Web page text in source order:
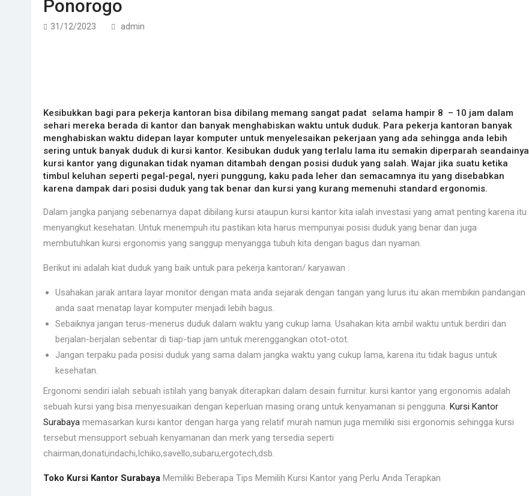
Ponorogo
31/12/2023 admin
Kesibukkan bagi para pekerja kantoran bisa dibilang memang sangat padat selama hampir 8 – 10 jam dalam
sehari mereka berada di kantor dan banyak menghabiskan waktu untuk duduk. Para pekerja kantoran banyak
menghabiskan waktu didepan layar komputer untuk menyelesaikan pekerjaan yang ada sehingga anda lebih
sering untuk banyak duduk di kursi kantor. Kesibukan duduk yang terlalu lama itu semakin diperparah seandainya
kursi kantor yang digunakan tidak nyaman ditambah dengan posisi duduk yang salah. Wajar jika suatu ketika
timbul keluhan seperti pegal-pegal, nyeri punggung, kaku pada leher dan semacamnya itu yang disebabkan
karena dampak dari posisi duduk yang tak benar dan kursi yang kurang memenuhi standard ergonomis.
Dalam jangka panjang sebenarnya dapat dibilang kursi ataupun kursi kantor kita ialah investasi yang amat penting karena itu
menyangkut kesehatan. Untuk menempuh itu pastikan kita harus mempunyai posisi duduk yang benar dan juga
membutuhkan kursi ergonomis yang sanggup menyangga tubuh kita dengan bagus dan nyaman.
Berikut ini adalah kiat duduk yang baik untuk para pekerja kantoran/ karyawan :
Usahakan jarak antara layar monitor dengan mata anda sejarak dengan tangan yang lurus itu akan membikin pandangan
anda saat menatap layar komputer menjadi lebih bagus.
Sebaiknya jangan terus-menerus duduk dalam waktu yang cukup lama. Usahakan kita ambil waktu untuk berdiri dan
berjalan-berjalan sebentar di tiap-tiap jam untuk merenggangkan otot-otot.
Jangan terpaku pada posisi duduk yang sama dalam jangka waktu yang cukup lama, karena itu tidak bagus untuk
kesehatan.
Ergonomi sendiri ialah sebuah istilah yang banyak diterapkan dalam desain furnitur. kursi kantor yang ergonomis adalah
sebuah kursi yang bisa menyesuaikan dengan keperluan masing orang untuk kenyamanan si pengguna. Kursi Kantor
Surabaya memasarkan kursi kantor dengan harga yang relatif murah namun juga memiliki sisi ergonomis sehingga kursi
tersebut mensupport sebuah kenyamanan dan merk yang tersedia seperti
chairman,donati,indachi,Ichiko,savello,subaru,ergotech,dsb.
Toko Kursi Kantor Surabaya Memiliki Beberapa Tips Memilih Kursi Kantor yang Perlu Anda Terapkan